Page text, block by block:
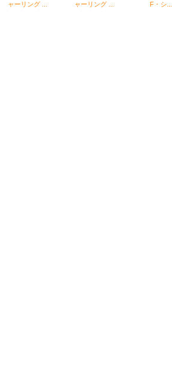
ャーリング ...
ャーリング ...
F・シ...